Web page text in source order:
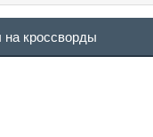
кроссворды